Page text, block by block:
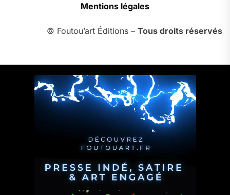
Mentions légales
© Foutou’art Éditions – Tous droits réservés